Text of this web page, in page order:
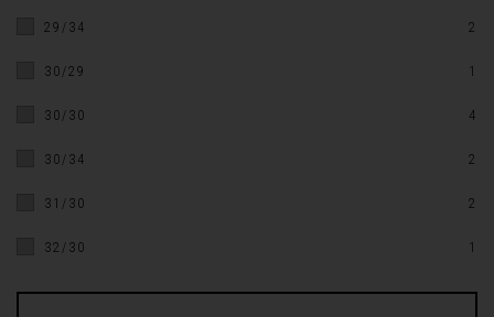
29/34 2
30/29 1
30/30 4
30/34 2
31/30 2
32/30 1